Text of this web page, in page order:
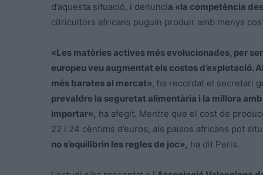
d’aquesta situació, i denuncia «la competència
citricultors africans puguin produir amb menys
«Les matèries actives més evolucionades, per
europeu veu augmentat els costos d’explotació.
més barates al mercat», ha recordat el secretari
prevaldre la seguretat alimentària i la millora
importar», ha afegit. Mentre que el cost de
22 i 24 cèntims d’euros, als països africans pot
no s’equilibrin les regles de joc», ha dit Peris.